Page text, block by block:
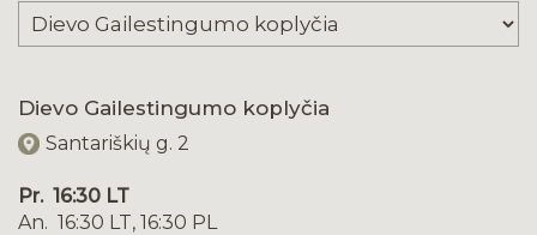
Dievo Gailestingumo koplyčia
Santariškių g. 2
Pr. 16:30 LT
An. 16:30 LT, 16:30 PL